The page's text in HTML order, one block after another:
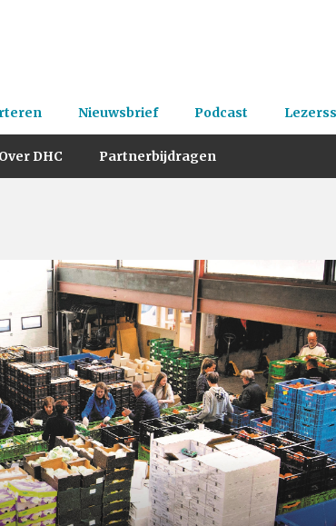
Nieuwsbrief Podcast
Over DHC Partnerbijdragen